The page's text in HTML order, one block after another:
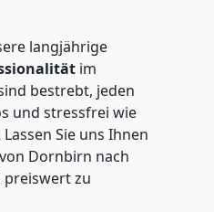
langjährige
im
bestrebt, jeden
und stressfrei wie
Sie uns Ihnen
Dornbirn nach
preiswert zu